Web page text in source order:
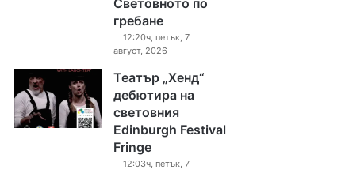
Световното по
гребане
12:20ч, петък, 7
август, 2026
Театър „Хенд“
дебютира на
световния
Edinburgh Festival
Fringe
12:03ч, петък, 7